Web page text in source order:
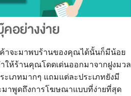
าจะมาพบร้านของคุณได้นั้นก็มีน้อย
ให้ร้านคุณโดดเด่นออกมาจากฝูงมวล
เภทมากๆ แถมแต่ละประเภทยังมี
มาพูดถึงการโฆษณาแบบที่ง่ายที่สุด